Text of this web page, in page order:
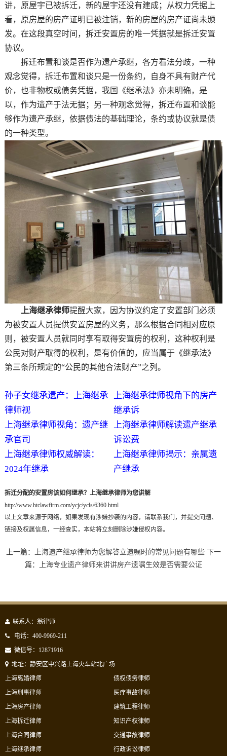
讲，原屋宇已被拆迁，新的屋宇还没有建成；从权力凭据上
看，原房屋的房产证明已被注销，新的房屋的房产证尚未颁
发。在这段真空时间，拆迁安置房的唯一凭据就是拆迁安置
协议。
拆迁布置和谈是否作为遗产承继，各方看法分歧，一种
观念觉得，拆迁布置和谈只是一份条约，自身不具有财产代
价，也非物权或债务凭据，我国《继承法》亦未明确，是
以，作为遗产于法无据；另一种观念觉得，拆迁布置和谈能
够作为遗产承继，依据债法的基础理论，条约或协议就是债
的一种类型。
上海继承律师提醒大家，因为协议约定了安置部门必须
为被安置人员提供安置房屋的义务，那么根据合同相对应原
则，被安置人员就同时享有取得安置房的权利，这种权利是
公民对财产取得的权利，是有价值的，应当属于《继承法》
第三条所规定的“公民的其他合法财产”之列。
孙子女继承遗产：上海继承
律师视
上海继承律师视角下的房产
继承诉
上海继承律师视角：遗产继
承官司
上海继承律师解读遗产继承
诉讼费
上海继承律师权威解读：
2024年继承
上海继承律师揭示：亲属遗
产继承
拆迁分配的安置房该如何继承？上海继承律师为您讲解
http://www.htclawfirm.com/ycjc/ycls/6360.html
以上文章来源于网络，如果发现有涉嫌抄袭的内容，请联系我们，并提交问题、
链接及权属信息，一经查实，本站将立刻删除涉嫌侵权内容。
上一篇： 上海遗产继承律师为您解答立遗嘱时的常见问题有哪些下一
篇：
上海专业遗产律师来讲讲房产遗嘱生效是否需要公证
联系人：翁律师
电话：400-9969-211
微信号：12871916
地址：静安区中兴路上海火车站北广场
上海离婚律师
上海刑事律师
上海房产律师
上海拆迁律师
债权债务律师
医疗事故律师
建筑工程律师
知识产权律师
上海合同律师
上海继承律师
交通事故律师
行政诉讼律师